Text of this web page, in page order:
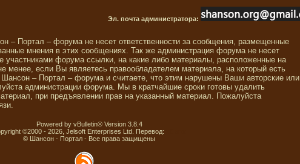
Эл. почта администратора:
– Портал – форума не несет ответственности за сообщения, размещенные
мнения в этих сообщениях. Так же администрация форума не несет
участниками форума ссылки, на какие либо материалы, расположенные на
менее, если Вы являетесь правообладателем материала, на который есть
– Портал – форума и считаете, что этим нарушены Ваши авторские или
администрации форума. Мы в кратчайшие сроки готовы удалить
при предъявлении прав на указанный материал. Пожалуйста
Powered by vBulletin® Version 3.8.4
©2000 - 2026, Jelsoft Enterprises Ltd. Перевод:
© Шансон - Портал - Все права защищены